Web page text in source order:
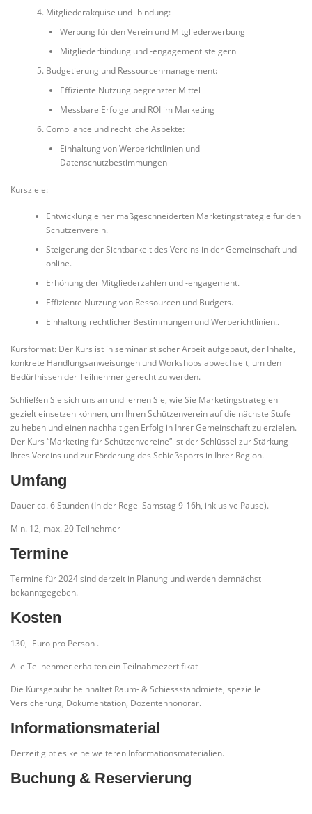
Mitgliederakquise und -bindung:
Werbung für den Verein und Mitgliederwerbung
Mitgliederbindung und -engagement steigern
Budgetierung und Ressourcenmanagement:
Effiziente Nutzung begrenzter Mittel
Messbare Erfolge und ROI im Marketing
Compliance und rechtliche Aspekte:
Einhaltung von Werberichtlinien und
Datenschutzbestimmungen
Kursziele:
Entwicklung einer maßgeschneiderten Marketingstrategie für den
Schützenverein.
Steigerung der Sichtbarkeit des Vereins in der Gemeinschaft und
online.
Erhöhung der Mitgliederzahlen und -engagement.
Effiziente Nutzung von Ressourcen und Budgets.
Einhaltung rechtlicher Bestimmungen und Werberichtlinien..
Kursformat: Der Kurs ist in seminaristischer Arbeit aufgebaut, der Inhalte,
konkrete Handlungsanweisungen und Workshops abwechselt, um den
Bedürfnissen der Teilnehmer gerecht zu werden.
Schließen Sie sich uns an und lernen Sie, wie Sie Marketingstrategien
gezielt einsetzen können, um Ihren Schützenverein auf die nächste Stufe
zu heben und einen nachhaltigen Erfolg in Ihrer Gemeinschaft zu erzielen.
Der Kurs “Marketing für Schützenvereine” ist der Schlüssel zur Stärkung
Ihres Vereins und zur Förderung des Schießsports in Ihrer Region.
Umfang
Dauer ca. 6 Stunden (In der Regel Samstag 9-16h, inklusive Pause).
Min. 12, max. 20 Teilnehmer
Termine
Termine für 2024 sind derzeit in Planung und werden demnächst
bekanntgegeben.
Kosten
130,- Euro pro Person .
Alle Teilnehmer erhalten ein Teilnahmezertifikat
Die Kursgebühr beinhaltet Raum- & Schiessstandmiete, spezielle
Versicherung, Dokumentation, Dozentenhonorar.
Informationsmaterial
Derzeit gibt es keine weiteren Informationsmaterialien.
Buchung & Reservierung